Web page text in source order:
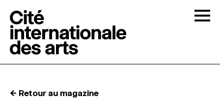
← Retour au magazine